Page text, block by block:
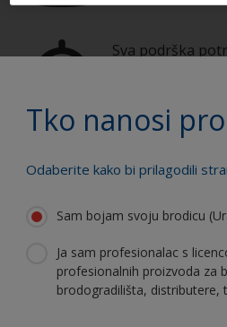
Tko nanosi
Odaberite kako bi prilagodili
Sam bojam svoju brodicu
Ja sam profesionalac s
profesionalnih proizvoda za
brodogradilišta, distributere,
Sva podrška
stručnost
Follow